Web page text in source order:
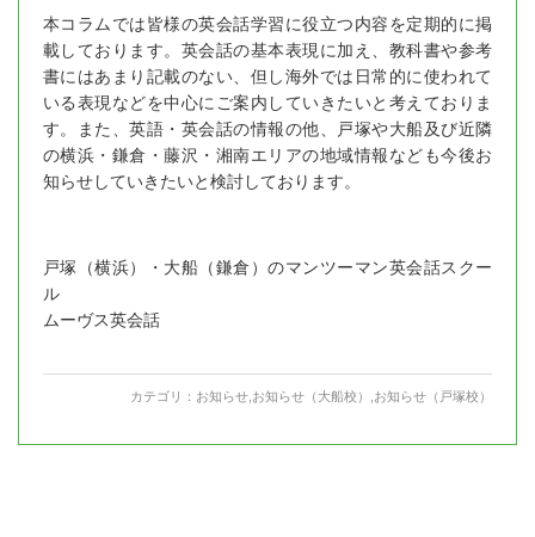
本コラムでは皆様の英会話学習に役立つ内容を定期的に掲
載しております。英会話の基本表現に加え、教科書や参考
書にはあまり記載のない、但し海外では日常的に使われて
いる表現などを中心にご案内していきたいと考えておりま
す。また、英語・英会話の情報の他、戸塚や大船及び近隣
の横浜・鎌倉・藤沢・湘南エリアの地域情報なども今後お
知らせしていきたいと検討しております。
戸塚（横浜）・大船（鎌倉）のマンツーマン英会話スクー
ル
ムーヴス英会話
カテゴリ： お知らせ お知らせ（大船校） お知らせ（戸塚校）